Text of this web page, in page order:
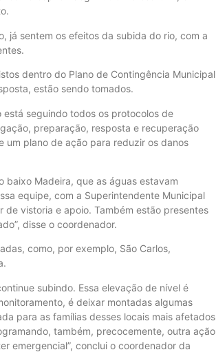
já sentem os efeitos da subida do rio, com a
dentro do Plano de Contingência Municipal
estão sendo tomados.
seguindo todos os protocolos de
preparação, resposta e recuperação
um plano de ação para reduzir os danos
baixo Madeira, que as águas estavam
equipe, com a Superintendente Municipal
vistoria e apoio. Também estão presentes
disse o coordenador.
como, por exemplo, São Carlos,
subindo. Essa elevação de nível é
é deixar montadas algumas
para as famílias desses locais mais afetados
também, precocemente, outra ação
emergencial”, conclui o coordenador da